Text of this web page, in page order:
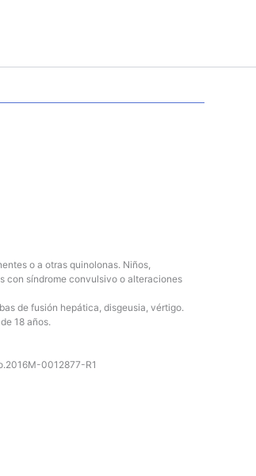
o a otras quinolonas. Niños,
con síndrome convulsivo o alteraciones
de fusión hepática, disgeusia, vértigo.
18 años.
0012877-R1